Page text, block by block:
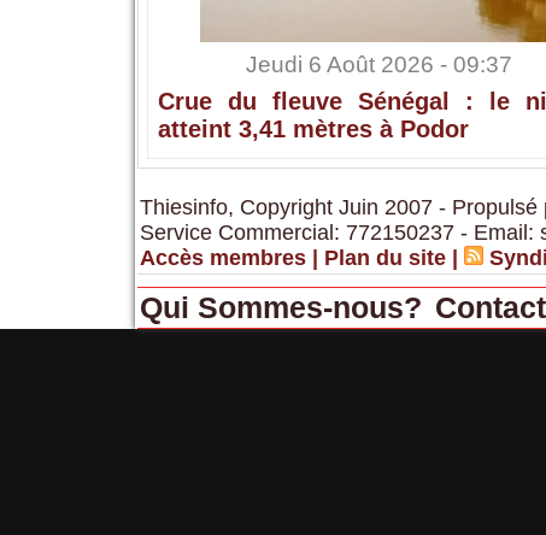
Jeudi 6 Août 2026 - 09:37
Crue du fleuve Sénégal : le
atteint 3,41 mètres à Podor
Thiesinfo, Copyright Juin 2007 -
Service Commercial: 772150237 - Email:
Accès membres | Plan du site |
Qui Sommes-nous?